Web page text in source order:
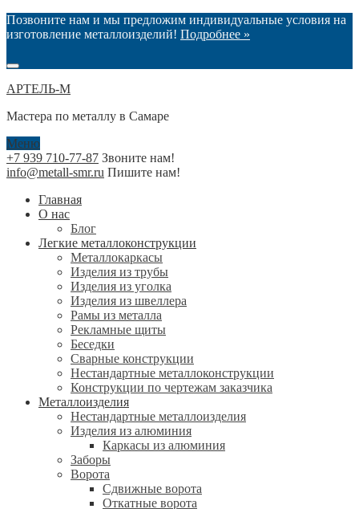
Позвоните нам и мы предложим индивидуальные условия на
изготовление металлоизделий! Подробнее »
АРТЕЛЬ-М
Мастера по металлу в Самаре
Меню
+7 939 710-77-87 Звоните нам!
info@metall-smr.ru Пишите нам!
Главная
О нас
Блог
Легкие металлоконструкции
Металлокаркасы
Изделия из трубы
Изделия из уголка
Изделия из швеллера
Рамы из металла
Рекламные щиты
Беседки
Сварные конструкции
Нестандартные металлоконструкции
Конструкции по чертежам заказчика
Металлоизделия
Нестандартные металлоизделия
Изделия из алюминия
Каркасы из алюминия
Заборы
Ворота
Сдвижные ворота
Откатные ворота